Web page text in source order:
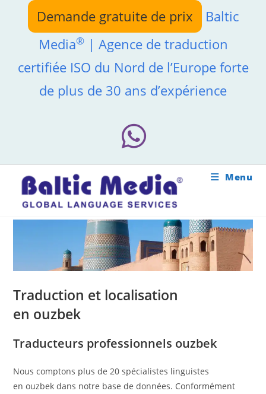
Demande gratuite de prix
Baltic
Media®| Agence de traduction
certifiée ISO du Nord de l’Europe forte
de plus de 30 ans d’expérience
Menu
Traduction et localisation
en ouzbek
Traducteurs professionnels ouzbek
Nous comptons plus de 20 spécialistes linguistes
en ouzbek dans notre base de données. Conformément